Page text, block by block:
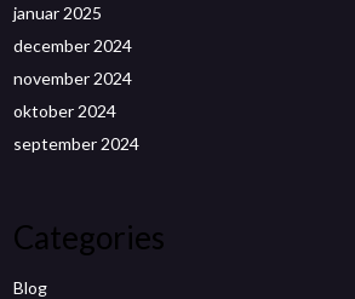
januar 2025
december 2024
november 2024
oktober 2024
september 2024
Categories
Blog